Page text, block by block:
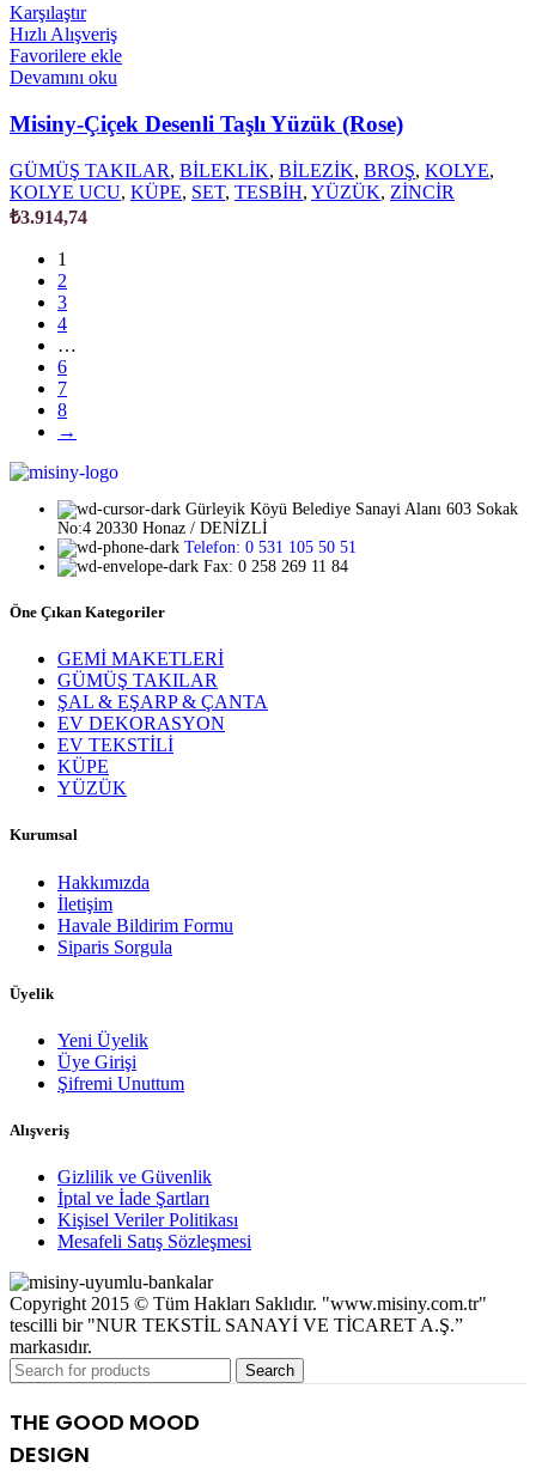
Karşılaştır
Hızlı Alışveriş
Favorilere ekle
Devamını oku
Misiny-Çiçek Desenli Taşlı Yüzük (Rose)
GÜMÜŞ TAKILAR, BİLEKLİK, BİLEZİK, BROŞ, KOLYE,
KOLYE UCU, KÜPE, SET, TESBİH, YÜZÜK, ZİNCİR
₺3.914,74
1
2
3
4
…
6
7
8
→
Gürleyik Köyü Belediye Sanayi Alanı 603 Sokak
No:4 20330 Honaz / DENİZLİ
Telefon: 0 531 105 50 51
Fax: 0 258 269 11 84
Öne Çıkan Kategoriler
GEMİ MAKETLERİ
GÜMÜŞ TAKILAR
ŞAL & EŞARP & ÇANTA
EV DEKORASYON
EV TEKSTİLİ
KÜPE
YÜZÜK
Kurumsal
Hakkımızda
İletişim
Havale Bildirim Formu
Siparis Sorgula
Üyelik
Yeni Üyelik
Üye Girişi
Şifremi Unuttum
Alışveriş
Gizlilik ve Güvenlik
İptal ve İade Şartları
Kişisel Veriler Politikası
Mesafeli Satış Sözleşmesi
Copyright 2015 © Tüm Hakları Saklıdır. "www.misiny.com.tr"
tescilli bir "NUR TEKSTİL SANAYİ VE TİCARET A.Ş.”
markasıdır.
Search
THE GOOD MOOD
DESIGN